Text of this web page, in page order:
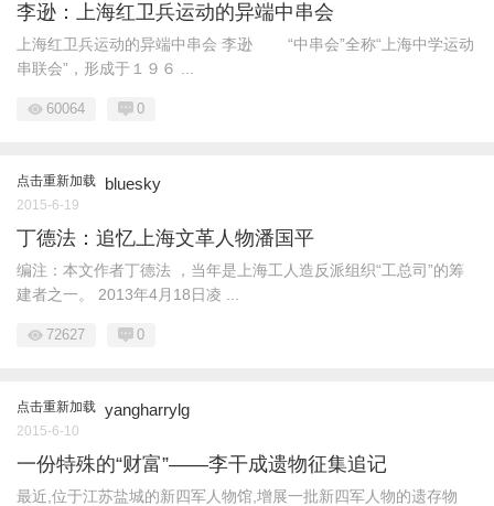
李逊：上海红卫兵运动的异端中串会
上海红卫兵运动的异端中串会 李逊 “中串会”全称“上海中学运动
串联会”，形成于１９６ ...
60064 0
点击重新加载 bluesky
2015-6-19
丁德法：追忆上海文革人物潘国平
编注：本文作者丁德法 ，当年是上海工人造反派组织“工总司”的筹
建者之一。 2013年4月18日凌 ...
72627 0
点击重新加载 yangharrylg
2015-6-10
一份特殊的“财富”——李干成遗物征集追记
最近,位于江苏盐城的新四军人物馆,增展一批新四军人物的遗存物